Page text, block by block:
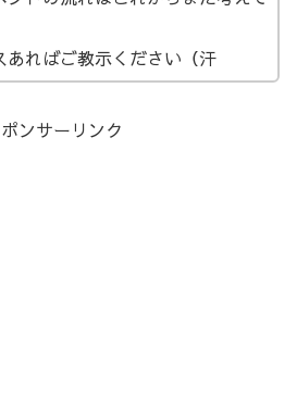
あればご教示ください（汗
ンサーリンク